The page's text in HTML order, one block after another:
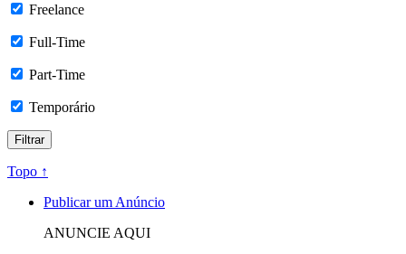
Freelance
Full-Time
Part-Time
Temporário
Topo ↑
Publicar um Anúncio
ANUNCIE AQUI